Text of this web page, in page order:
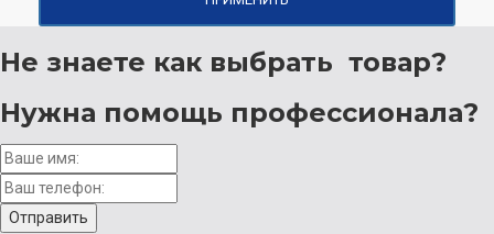
Не знаете как выбрать товар?
Нужна помощь профессионала?